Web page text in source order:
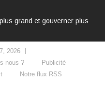
grand et gouverner plus
2026
nous ?
Publicité
Notre flux RSS